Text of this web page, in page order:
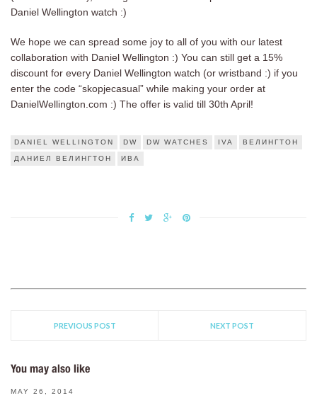
Daniel Wellington watch :)
We hope we can spread some joy to all of you with our latest
collaboration with Daniel Wellington :) You can still get a 15%
discount for every Daniel Wellington watch (or wristband :) if you
enter the code “skopjecasual” while making your order at
DanielWellington.com :) The offer is valid till 30th April!
DANIEL WELLINGTON DW DW WATCHES IVA ВЕЛИНГТОН
ДАНИЕЛ ВЕЛИНГТОН ИВА
PREVIOUS POST NEXT POST
You may also like
MAY 26, 2014